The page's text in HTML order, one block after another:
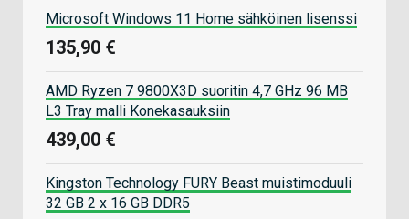
Microsoft Windows 11 Home sähköinen lisenssi
135,90 €
AMD Ryzen 7 9800X3D suoritin 4,7 GHz 96 MB
L3 Tray malli Konekasauksiin
439,00 €
Kingston Technology FURY Beast muistimoduuli
32 GB 2 x 16 GB DDR5